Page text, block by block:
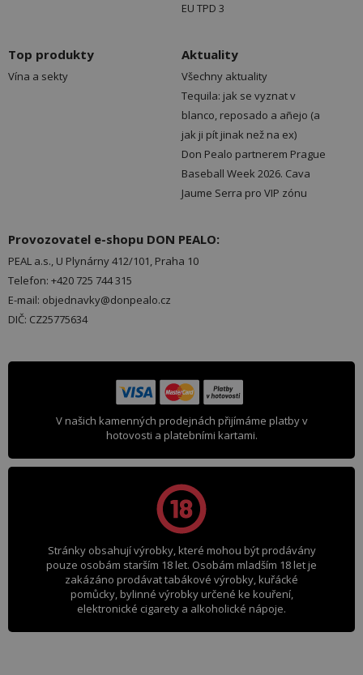
EU TPD 3
Top produkty
Vína a sekty
Aktuality
Všechny aktuality
Tequila: jak se vyznat v
blanco, reposado a añejo (a
jak ji pít jinak než na ex)
Don Pealo partnerem Prague
Baseball Week 2026. Cava
Jaume Serra pro VIP zónu
Provozovatel e-shopu DON PEALO:
PEAL a.s., U Plynárny 412/101, Praha 10
Telefon: +420 725 744 315
E-mail: objednavky@donpealo.cz
DIČ: CZ25775634
V našich kamenných prodejnách přijímáme platby v
hotovosti a platebními kartami.
Stránky obsahují výrobky, které mohou být prodávány
pouze osobám starším 18 let. Osobám mladším 18 let je
zakázáno prodávat tabákové výrobky, kuřácké
pomůcky, bylinné výrobky určené ke kouření,
elektronické cigarety a alkoholické nápoje.